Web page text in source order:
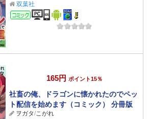
双葉社
コミック
165円 ポイント15％
社畜の俺、ドラゴンに懐かれたのでペッ
ト配信を始めます（コミック） 分冊版
： 5ヲガタ/こがれ